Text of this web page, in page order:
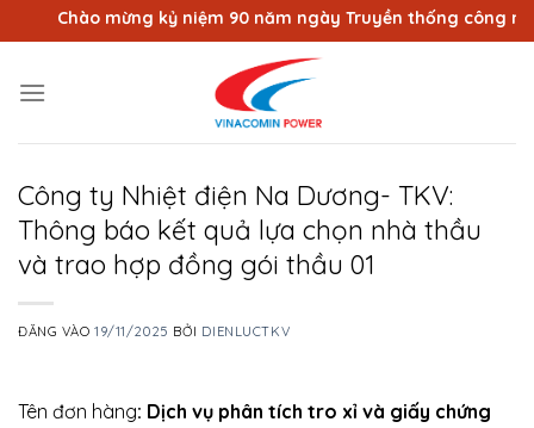
qua
dung
Chào mừng kỷ niệm 90 năm ngày Truyền thống công
Công ty Nhiệt điện Na Dương- TKV:
Thông báo kết quả lựa chọn nhà thầu
và trao hợp đồng gói thầu 01
ĐĂNG VÀO19/11/2025 BỞI DIENLUCTKV
Tên đơn hàng: Dịch vụ phân tích tro xỉ và giấy chứng